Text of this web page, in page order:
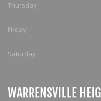
Thursday
Friday
Saturday
WARRENSVILLE